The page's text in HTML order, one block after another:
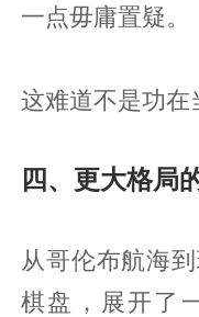
一点毋庸置疑。
这难道不是功在
四、更大格局
从哥伦布航海
棋盘，展开了